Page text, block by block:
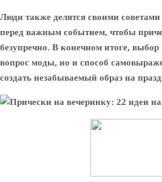
Люди также делятся своими советами
перед важным событием, чтобы
безупречно. В конечном итоге,
вопрос моды, но и способ
создать незабываемый образ на